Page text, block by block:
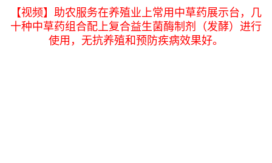
【视频】助农服务在养殖业上常用中草药展示台，几
十种中草药组合配上复合益生菌酶制剂（发酵）进行
使用，无抗养殖和预防疾病效果好。